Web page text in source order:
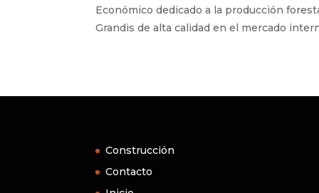
Económico dedicado a la producción
Grandis de alta calidad en el mercado
Construcción
Contacto